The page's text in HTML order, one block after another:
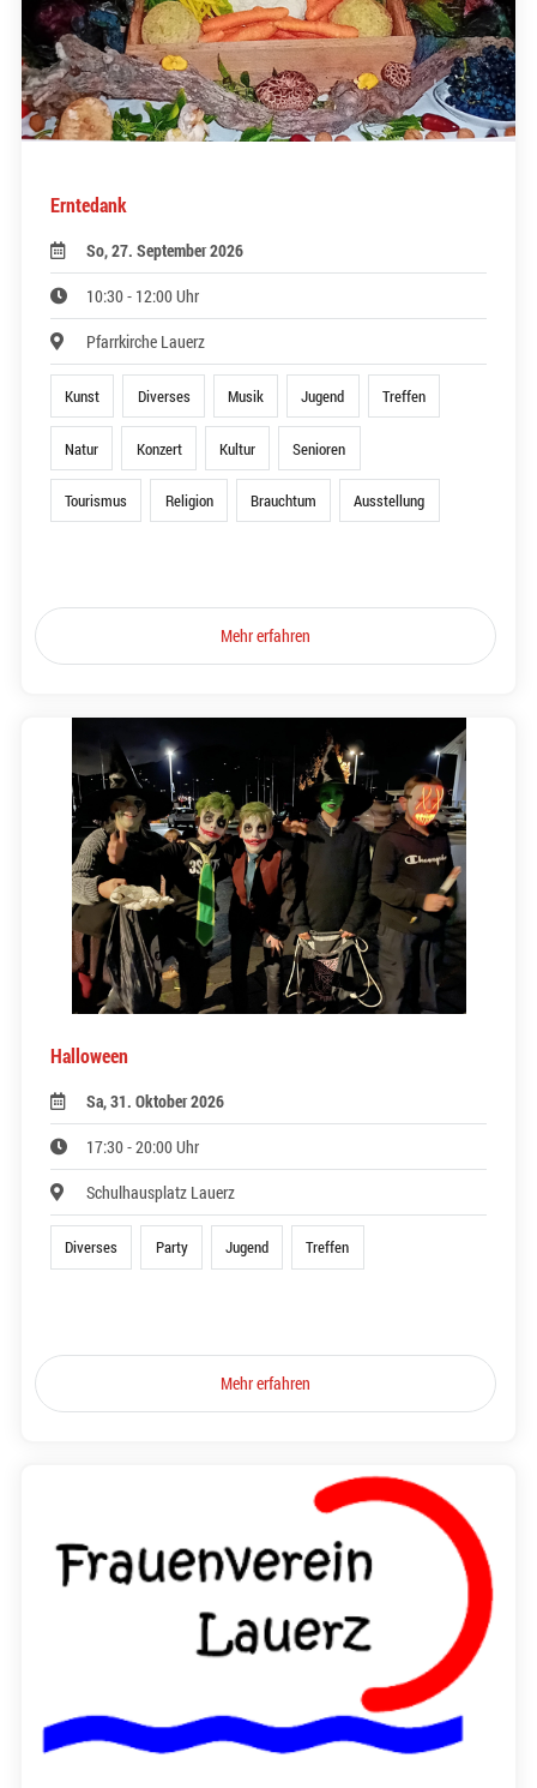
Erntedank
So, 27. September 2026
10:30 - 12:00 Uhr
Pfarrkirche Lauerz
Kunst Diverses Musik Jugend Treffen
Natur Konzert Kultur Senioren
Tourismus Religion Brauchtum Ausstellung
Mehr erfahren
Halloween
Sa, 31. Oktober 2026
17:30 - 20:00 Uhr
Schulhausplatz Lauerz
Diverses Party Jugend Treffen
Mehr erfahren